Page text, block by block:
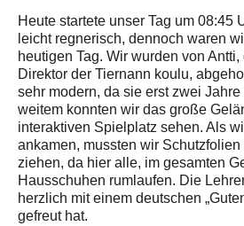
Heute startete unser Tag um 08:45
leicht regnerisch, dennoch waren
heutigen Tag. Wir wurden von
Direktor der Tiernann koulu,
sehr modern, da sie erst zwei
weitem konnten wir das große
interaktiven Spielplatz sehen. Als
ankamen, mussten wir
ziehen, da hier alle, im gesamten
Hausschuhen rumlaufen. Die
herzlich mit einem deutschen
gefreut hat.